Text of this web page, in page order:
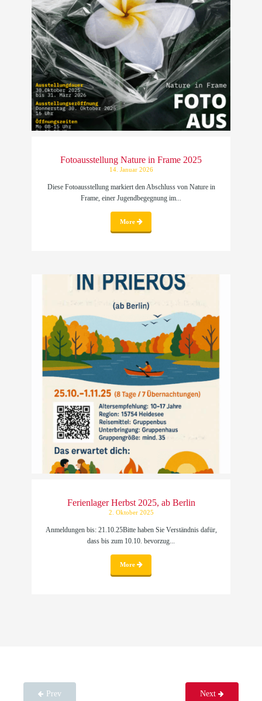
Fotoausstellung Nature in Frame 2025
14. Januar 2026
Diese Fotoausstellung markiert den Abschluss von Nature in
Frame, einer Jugendbegegnung im...
More
Ferienlager Herbst 2025, ab Berlin
2. Oktober 2025
Anmeldungen bis: 21.10.25Bitte haben Sie Verständnis dafür,
dass bis zum 10.10. bevorzug...
More
Prev Next